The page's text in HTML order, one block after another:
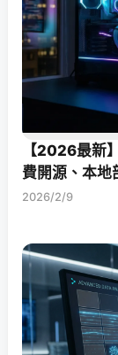
【2026最新
費開源、本地
2026/2/9